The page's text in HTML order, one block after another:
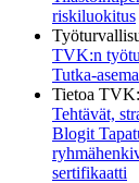
riskiluokitus
TVK:n
Tutka-
Tietoa
Tehtävät,
Blogit
sertifikaatti